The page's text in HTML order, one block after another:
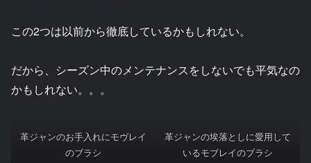
この2つは以前から徹底しているかもしれない。
だから、シーズン中のメンテナンスをしないでも平気なの
かもしれない。。。
革ジャンのお手入れにモヴレイ
のブラシ
革ジャンの埃落としに愛用して
いるモブレイのブラシ